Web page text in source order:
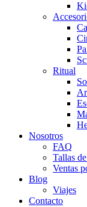
Ritual
Nosotros
FAQ
Tallas
Ventas
Blog
Viajes
Contacto